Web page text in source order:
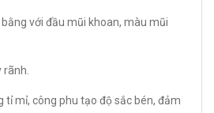
với đầu mũi khoan, màu mũi
tỉ mỉ, công phu tạo độ sắc bén, đảm